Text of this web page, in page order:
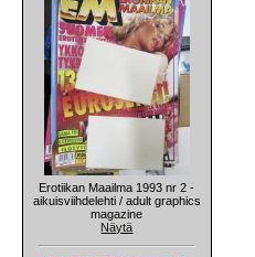
Erotiikan Maailma 1993 nr 2 -
aikuisviihdelehti / adult graphics
magazine
Näytä